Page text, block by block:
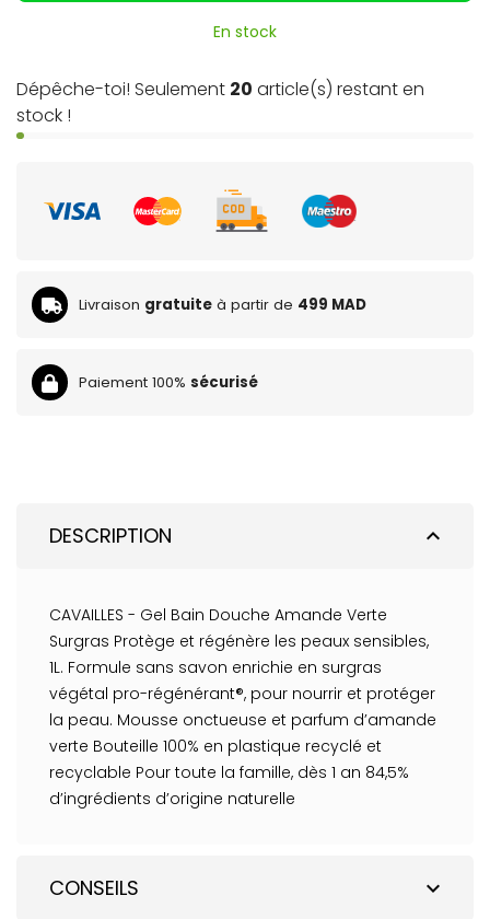
En stock
Dépêche-toi! Seulement 20 article(s) restant en
stock !
Livraison gratuite à partir de 499 MAD
Paiement 100% sécurisé
expand_less
DESCRIPTION
CAVAILLES - Gel Bain Douche Amande Verte
Surgras Protège et régénère les peaux sensibles,
1L. Formule sans savon enrichie en surgras
végétal pro-régénérant®, pour nourrir et protéger
la peau. Mousse onctueuse et parfum d’amande
verte Bouteille 100% en plastique recyclé et
recyclable Pour toute la famille, dès 1 an 84,5%
d’ingrédients d’origine naturelle
expand_more
CONSEILS